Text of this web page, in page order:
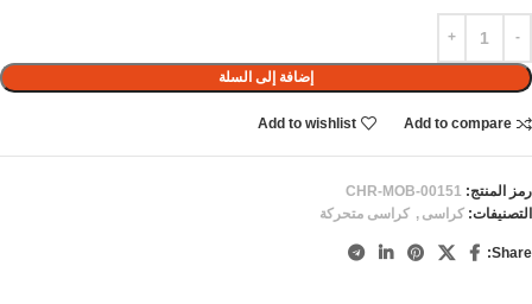
إضافة إلى السلة
Add to compare
Add to wishlist
رمز المنتج: CHR-MOB-00151
التصنيفات: كراسى , كراسى متحركة
Share: